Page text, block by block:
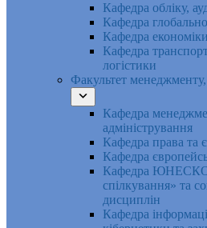
Кафедра обліку,
Кафедра
Кафедра
Кафедра
логістики
Факультет менеджменту,
Кафедра
адміністрування
Кафедра права та
Кафедра
Кафедра ЮНЕСКО
спілкування» та
дисциплін
Кафедра